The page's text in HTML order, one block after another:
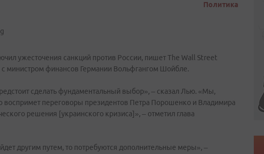
Политика
ужесточения санкций против России, пишет The Wall Street
с министром финансов Германии Вольфгангом Шойбле.
сделать фундаментальный выбор», – сказал Лью. «Мы,
воспримет переговоры президентов Петра Порошенко и Владимира
решения [украинского кризиса]», – отметил глава
другим путем, то потребуются дополнительные меры», –